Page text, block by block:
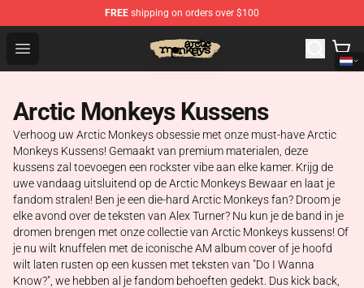
FREE shipping on orders over $100
Open menu
Arctic Monkeys Store - Official Arctic Monkeys
Arctic Monkeys Kussens
Verhoog uw Arctic Monkeys obsessie met onze must-have Arctic
Monkeys Kussens! Gemaakt van premium materialen, deze
kussens zal toevoegen een rockster vibe aan elke kamer. Krijg de
uwe vandaag uitsluitend op de Arctic Monkeys Bewaar en laat je
fandom stralen! Ben je een die-hard Arctic Monkeys fan? Droom je
elke avond over de teksten van Alex Turner? Nu kun je de band in je
dromen brengen met onze collectie van Arctic Monkeys kussens! Of
je nu wilt knuffelen met de iconische AM album cover of je hoofd
wilt laten rusten op een kussen met teksten van "Do I Wanna
Know?", we hebben al je fandom behoeften gedekt. Dus kick back,